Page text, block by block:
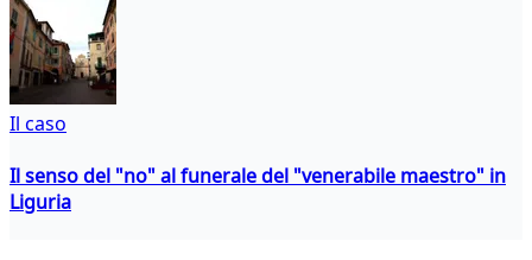
Il caso
Il senso del "no" al funerale del "venerabile maestro" in
Liguria